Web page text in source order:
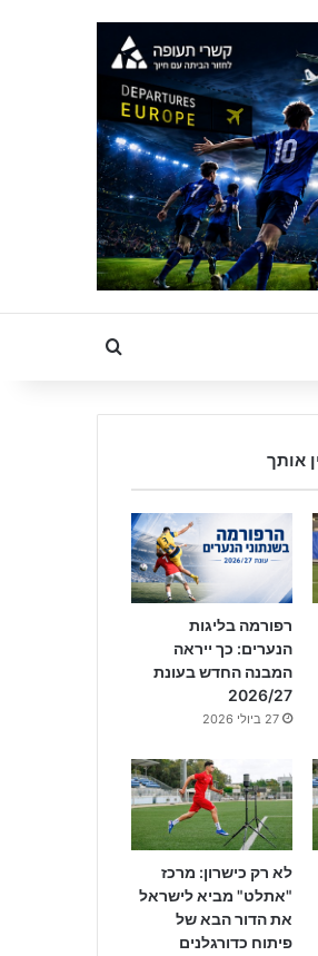
Search for
אותך
רפורמה בליגות
הנערים: כך ייראה
המבנה החדש בעונת
2026/27
27 ביולי 2026
לא רק כישרון: מרכז
"אתלט" מביא לישראל
את הדור הבא של
פיתוח כדורגלנים